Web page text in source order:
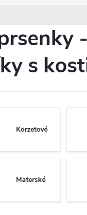
s
Korzetové
Materské